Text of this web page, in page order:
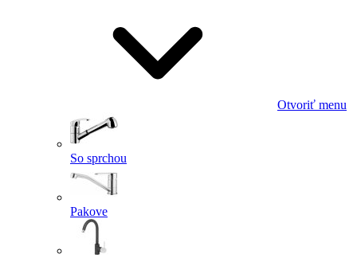
Otvoriť menu
So sprchou
Pakove